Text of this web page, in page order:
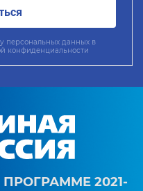
персональных данных в
конфиденциальности
2021-